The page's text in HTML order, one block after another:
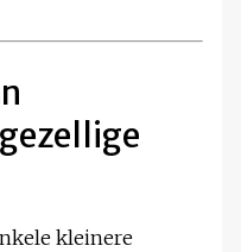
kleinere